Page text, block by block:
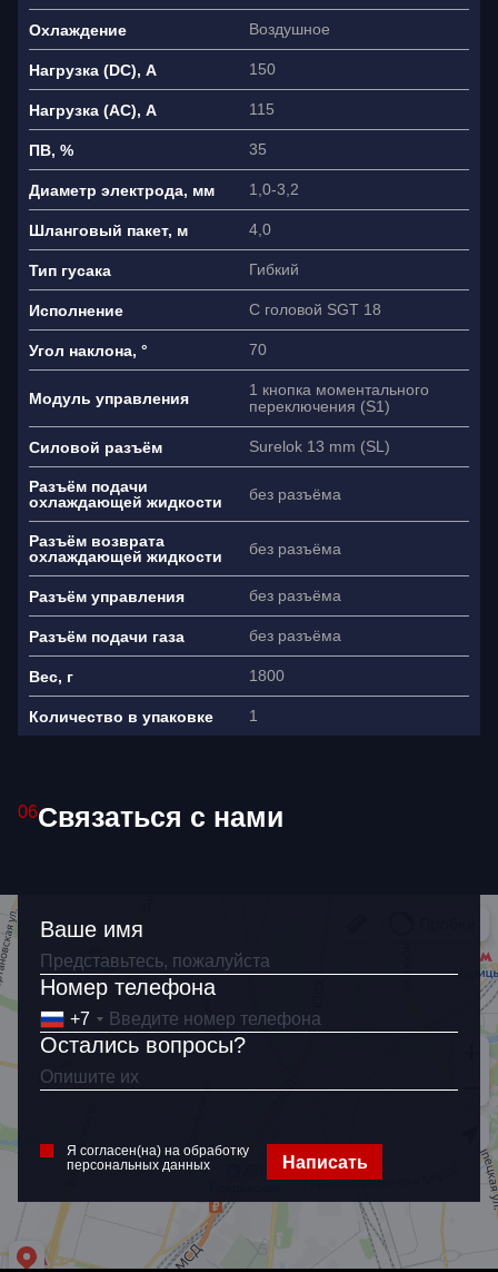
Охлаждение Воздушное
Нагрузка (DC), A 150
Нагрузка (AC), A 115
ПВ, % 35
Диаметр электрода, мм 1,0-3,2
Шланговый пакет, м 4,0
Тип гусака Гибкий
Исполнение С головой SGT 18
Угол наклона, ° 70
Модуль управления
1 кнопка моментального
переключения (S1)
Силовой разъём Surelok 13 mm (SL)
Разъём подачи
охлаждающей жидкости
без разъёма
Разъём возврата
охлаждающей жидкости
без разъёма
Разъём управления без разъёма
Разъём подачи газа без разъёма
Вес, г 1800
Количество в упаковке 1
06Связаться с нами
Ваше имя
Номер телефона
+7
Остались вопросы?
Я согласен(на) на обработку
персональных данных
Написать
Ваше имя
Как связаться?
+7